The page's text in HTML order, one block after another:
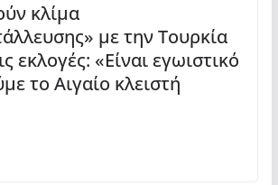
κλίμα
με την Τουρκία
εκλογές: «Είναι εγωιστικό
το Αιγαίο κλειστή